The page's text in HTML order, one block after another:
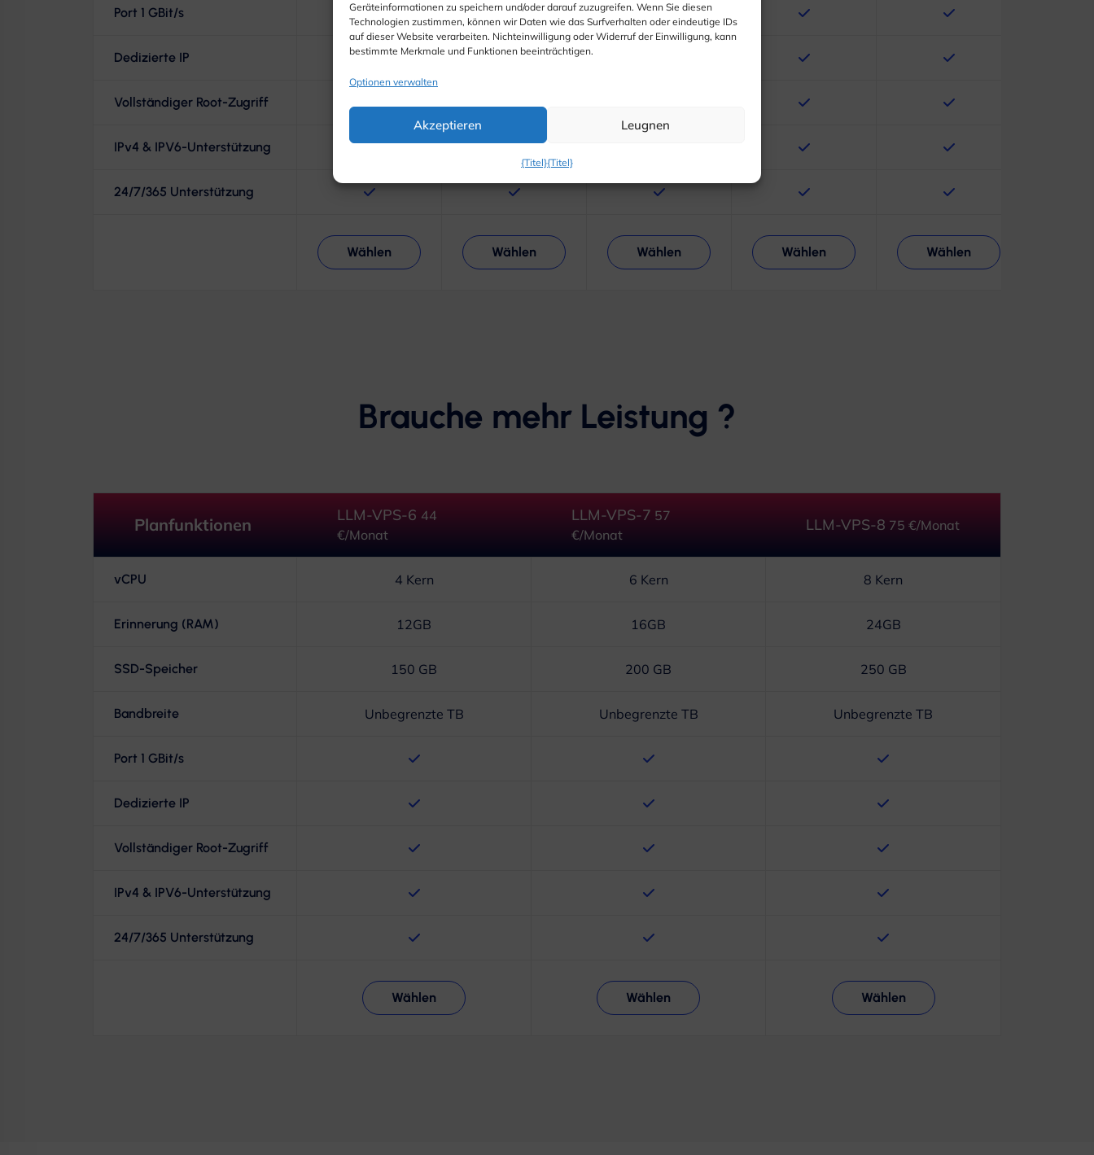
Geräteinformationen zu speichern und/oder darauf zuzugreifen. Wenn Sie diesen
Technologien zustimmen, können wir Daten wie das Surfverhalten oder eindeutige IDs
auf dieser Website verarbeiten. Nichteinwilligung oder Widerruf der Einwilligung, kann
bestimmte Merkmale und Funktionen beeinträchtigen.
Optionen verwalten
Akzeptieren Leugnen
{Titel}{Titel}
Port 1 GBit/s
Dedizierte IP
Vollständiger Root-Zugriff
IPv4 & IPV6-Unterstützung
24/7/365 Unterstützung
Wählen Wählen Wählen Wählen Wählen
Brauche mehr Leistung ?
Planfunktionen LLM-VPS-6 44
€/Monat
LLM-VPS-7 57
€/Monat
LLM-VPS-8 75 €/Monat
vCPU 4 Kern 6 Kern 8 Kern
Erinnerung (RAM) 12GB 16GB 24GB
SSD-Speicher 150 GB 200 GB 250 GB
Bandbreite Unbegrenzte TB Unbegrenzte TB Unbegrenzte TB
Port 1 GBit/s
Dedizierte IP
Vollständiger Root-Zugriff
IPv4 & IPV6-Unterstützung
24/7/365 Unterstützung
Wählen Wählen Wählen